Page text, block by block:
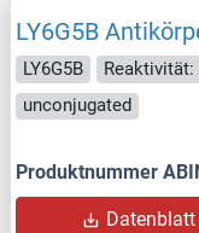
LY6G5B
LY6G5B Reaktivität:
unconjugated
Produktnummer
Datenblatt